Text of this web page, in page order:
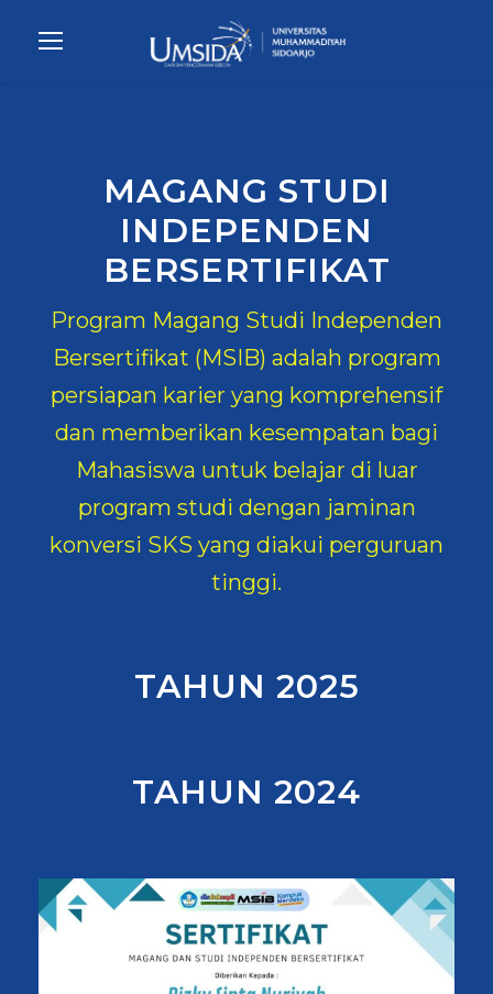
MAGANG STUDI
INDEPENDEN
BERSERTIFIKAT
Program Magang Studi Independen
Bersertifikat (MSIB) adalah program
persiapan karier yang komprehensif
dan memberikan kesempatan bagi
Mahasiswa untuk belajar di luar
program studi dengan jaminan
konversi SKS yang diakui perguruan
tinggi.
TAHUN 2025
TAHUN 2024